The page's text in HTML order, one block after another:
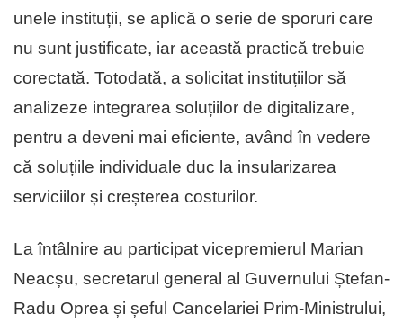
unele instituții, se aplică o serie de sporuri care
nu sunt justificate, iar această practică trebuie
corectată. Totodată, a solicitat instituțiilor să
analizeze integrarea soluțiilor de digitalizare,
pentru a deveni mai eficiente, având în vedere
că soluțiile individuale duc la insularizarea
serviciilor și creșterea costurilor.
La întâlnire au participat vicepremierul Marian
Neacșu, secretarul general al Guvernului Ștefan-
Radu Oprea și șeful Cancelariei Prim-Ministrului,